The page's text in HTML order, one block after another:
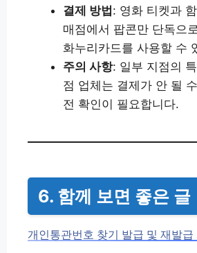
결제 방법 : 영화 티켓과
매점에서 팝콘만 단독으
화누리카드를 사용할 수
주의 사항: 일부 지점의
점 업체는 결제가 안 될
전 확인이 필요합니다.
6. 함께 보면 좋은 글
개인통관번호 찾기 발급 및 재발급